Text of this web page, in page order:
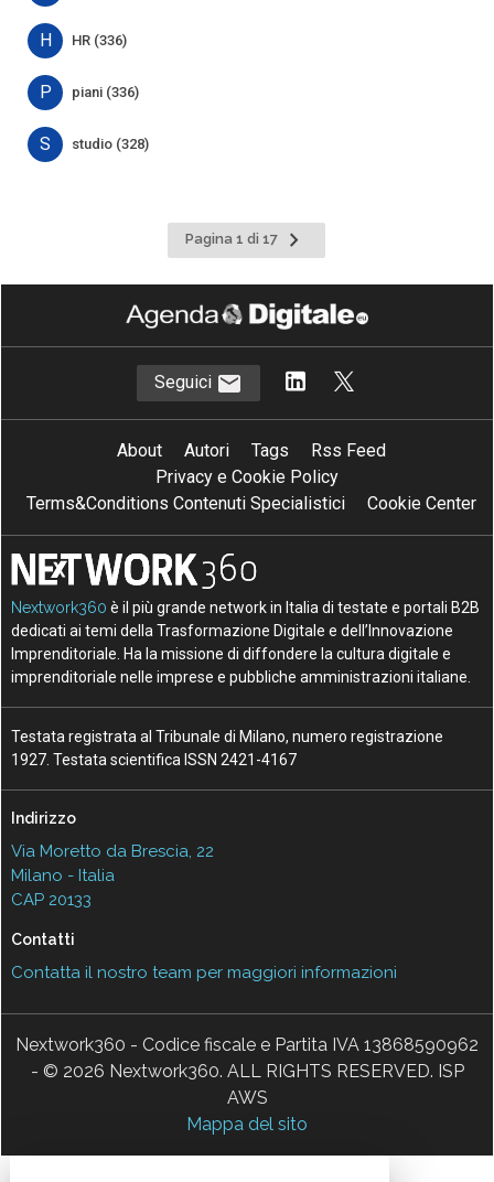
H HR (336)
P piani (336)
S studio (328)
Pagina 1 di 17
Pagina
successiva
Seguici
About Autori Tags
Rss Feed
Privacy e Cookie Policy
Terms&Conditions Contenuti Specialistici
Cookie Center
Nextwork360 è il più grande network in Italia di testate e portali B2B
dedicati ai temi della Trasformazione Digitale e dell’Innovazione
Imprenditoriale. Ha la missione di diffondere la cultura digitale e
imprenditoriale nelle imprese e pubbliche amministrazioni italiane.
Testata registrata al Tribunale di Milano, numero registrazione
1927. Testata scientifica ISSN 2421-4167
Indirizzo
Via Moretto da Brescia, 22
Milano - Italia
CAP 20133
Contatti
Contatta il nostro team per maggiori informazioni
Nextwork360 - Codice fiscale e Partita IVA 13868590962
- © 2026 Nextwork360. ALL RIGHTS RESERVED. ISP
AWS
Mappa del sito